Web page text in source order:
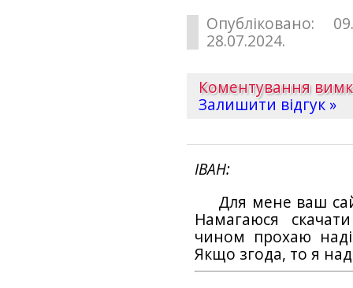
Опубліковано:
28.07.2024.
Коментування
Залишити відгук »
ІВАН
Для мене ваш
Намагаюся
чином прохаю
Якщо згода, то я